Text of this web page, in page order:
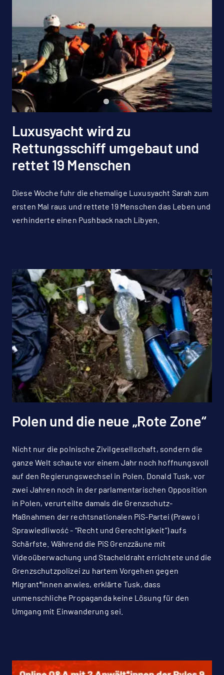
Luxusyacht wird zu
Rettungsschiff umgebaut und
rettet 19 Menschen
Diese Woche fuhr die ehemalige Luxusyacht Sarah zum
ersten Mal raus und rettete 19 Menschen das Leben und
verhinderte einen Pushback nach Libyen.
Polen und die neue „Rote Zone“
Nicht nur die polnische Zivilgesellschaft, sondern die
ganze Welt schaute vor einem Jahr noch hoffnungsvoll
auf den Regierungswechsel in Polen. Donald Tusk, vor
zwei Jahren noch in der parlamentarischen Opposition
in Polen, verurteilte damals die Grenzschutz-
Maßnahmen der rechtsnationalen PiS-Partei (Prawo i
Sprawiedliwość - “Recht und Gerechtigkeit”) aufs
Schärfste. Während die PiS Grenzzäune mit
Videoüberwachung und Stacheldraht errichtete und die
Grenzschutzpolizei zu hartem Vorgehen gegen
Migrant*innen anwies, erklärte Tusk, dass
unmenschliche Propaganda keine Lösung für den
Umgang mit Einwanderung sei.